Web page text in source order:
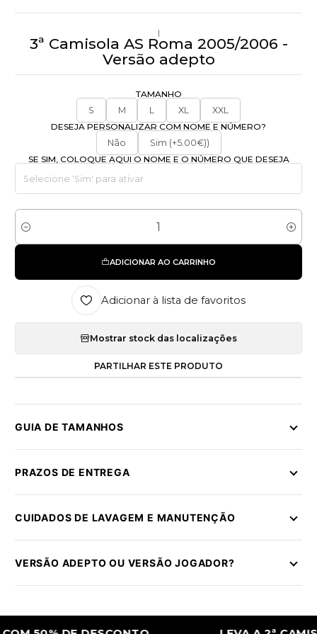
|
3ª Camisola AS Roma 2005/2006 -
Versão adepto
TAMANHO
S
M L XL
XXL
DESEJA PERSONALIZAR COM NOME E NÚMERO?
Não
Sim (+5.00€))
SE SIM, COLOQUE AQUI O NOME E O NÚMERO QUE DESEJA
Quantidade
ADICIONAR AO CARRINHO
Adicionar à lista de favoritos
Mostrar stock das localizações
PARTILHAR ESTE PRODUTO
GUIA DE TAMANHOS
PRAZOS DE ENTREGA
CUIDADOS DE LAVAGEM E MANUTENÇÃO
VERSÃO ADEPTO OU VERSÃO JOGADOR?